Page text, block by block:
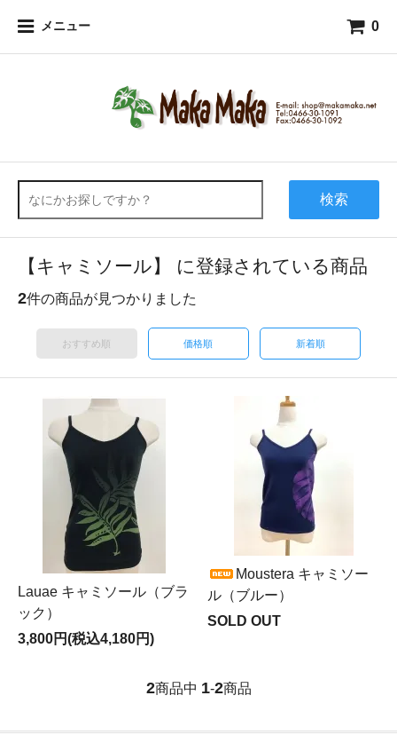
メニュー 0
検索
【キャミソール】 に登録されている商品
2件の商品が見つかりました
おすすめ順 価格順 新着順
Lauae キャミソール（ブラ
ック）
3,800円(税込4,180円)
Moustera キャミソー
ル（ブルー）
SOLD OUT
2商品中 1-2商品